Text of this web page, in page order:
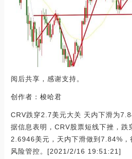
阅后共享，感谢支持。
创作者：梭哈君
CRV跌穿2.7美元大关 天内下滑为
据信息表明，CRV股票短线下挫，跌
2.6946美元，天内下滑做到7.84%，
风险管控。[2021/2/16 19:51:21]